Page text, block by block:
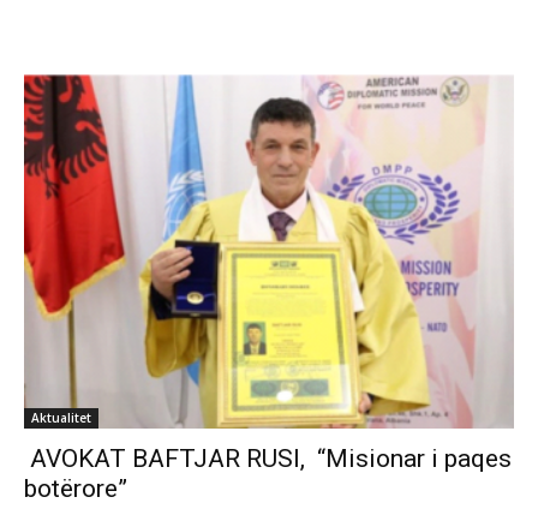
Aktualitet
AVOKAT BAFTJAR RUSI, “Misionar i paqes
botërore”